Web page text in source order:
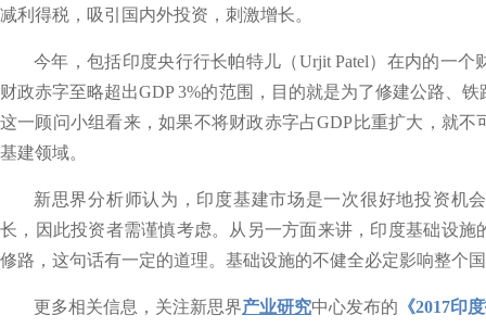
减利得税，吸引国内外投资，刺激增长。
今年，包括印度央行行长帕特儿（Urjit Patel）在内的一
财政赤字至略超出GDP 3%的范围，目的就是为了修建公路、
这一顾问小组看来，如果不将财政赤字占GDP比重扩大，就
基建领域。
新思界分析师认为，印度基建市场是一次很好地投资机
长，因此投资者需谨慎考虑。从另一方面来讲，印度基础设施
修路，这句话有一定的道理。基础设施的不健全必定影响整个
更多相关信息，关注新思界产业研究中心发布的 《2017印